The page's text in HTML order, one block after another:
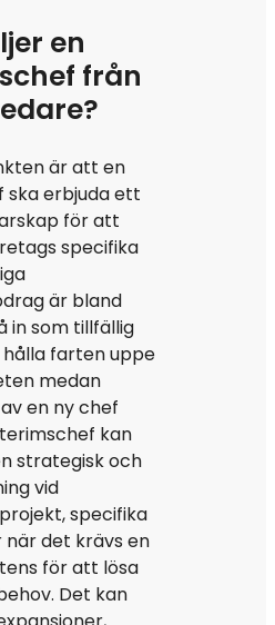
en
från
är att en
ska erbjuda ett
för att
specifika
är bland
in som tillfällig
farten uppe
medan
en ny chef
kan
strategisk och
vid
specifika
när det krävs en
för att lösa
Det kan